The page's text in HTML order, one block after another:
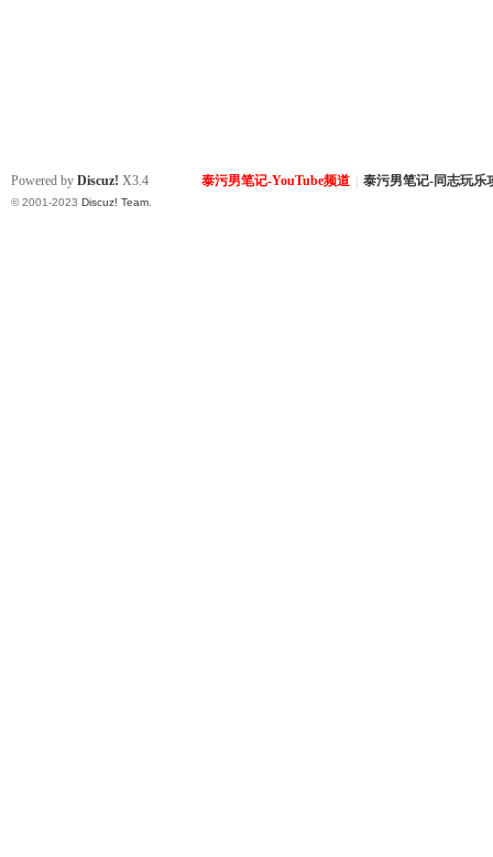
泰污男笔记-YouTube频道 泰污男笔记-同志玩乐
Powered by Discuz! X3.4
© 2001-2023 Discuz! Team.